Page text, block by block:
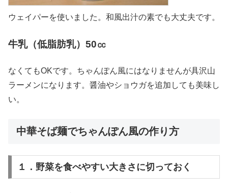
ウェイパーを使いました。和風出汁の素でも大丈夫です。
牛乳（低脂肪乳）50㏄
なくてもOKです。ちゃんぽん風にはなりませんが具沢山
ラーメンになります。醤油やショウガを追加しても美味し
い。
中華そば麺でちゃんぽん風の作り方
１．野菜を食べやすい大きさに切っておく